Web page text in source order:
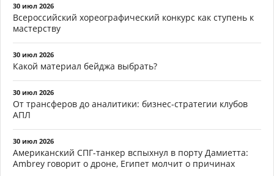
30 июл 2026
Всероссийский хореографический конкурс как ступень к
мастерству
30 июл 2026
Какой материал бейджа выбрать?
30 июл 2026
От трансферов до аналитики: бизнес-стратегии клубов
АПЛ
30 июл 2026
Американский СПГ-танкер вспыхнул в порту Дамиетта:
Ambrey говорит о дроне, Египет молчит о причинах